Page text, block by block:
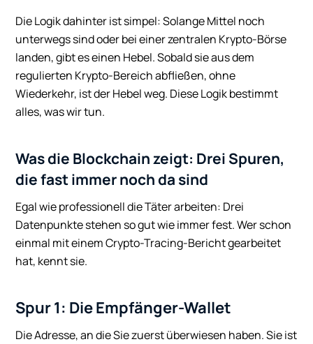
Die Logik dahinter ist simpel: Solange Mittel noch
unterwegs sind oder bei einer zentralen Krypto-Börse
landen, gibt es einen Hebel. Sobald sie aus dem
regulierten Krypto-Bereich abfließen, ohne
Wiederkehr, ist der Hebel weg. Diese Logik bestimmt
alles, was wir tun.
Was die Blockchain zeigt: Drei Spuren,
die fast immer noch da sind
Egal wie professionell die Täter arbeiten: Drei
Datenpunkte stehen so gut wie immer fest. Wer schon
einmal mit einem Crypto-Tracing-Bericht gearbeitet
hat, kennt sie.
Spur 1: Die Empfänger-Wallet
Die Adresse, an die Sie zuerst überwiesen haben. Sie ist